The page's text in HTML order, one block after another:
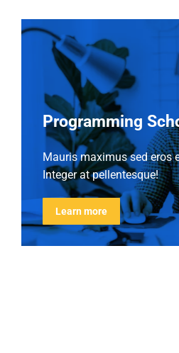
Programming
Mauris maximus sed eros
Integer at pellentesque!
Learn more